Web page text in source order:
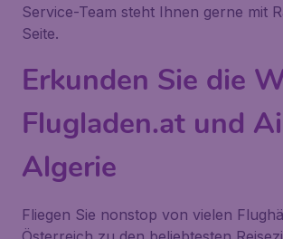
Service-Team steht Ihnen gerne mit
Seite.
Erkunden Sie die
Flugladen.at und
Algerie
Fliegen Sie nonstop von vielen